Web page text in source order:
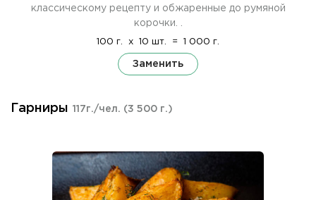
классическому рецепту и обжаренные до румяной
корочки. .
100 г. x 10 шт. = 1 000 г.
Заменить
Гарниры 117г./чел. (3 500 г.)